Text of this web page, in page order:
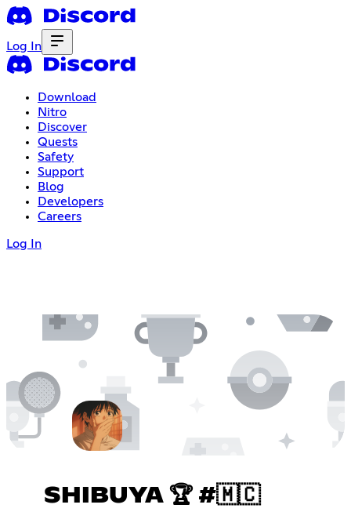
Log In
Download
Nitro
Discover
Quests
Safety
Support
Blog
Developers
Careers
Log In
SHIBUYA 🏆 #🇲🇨